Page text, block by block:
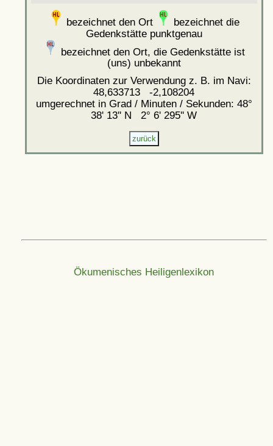
bezeichnet den Ort
bezeichnet die
Gedenkstätte punktgenau
bezeichnet den Ort, die Gedenkstätte ist
(uns) unbekannt
Die Koordinaten zur Verwendung z. B. im Navi:
48,633713 -2,108204
umgerechnet in Grad / Minuten / Sekunden: 48°
38' 13'' N 2° 6' 295'' W
Ökumenisches Heiligenlexikon